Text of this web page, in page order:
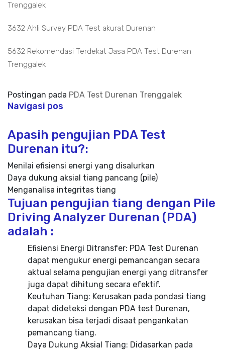
Trenggalek
3632 Ahli Survey PDA Test akurat Durenan
5632 Rekomendasi Terdekat Jasa PDA Test Durenan
Trenggalek
Postingan pada PDA Test Durenan Trenggalek
Navigasi pos
Apasih pengujian PDA Test
Durenan itu?:
Menilai efisiensi energi yang disalurkan
Daya dukung aksial tiang pancang (pile)
Menganalisa integritas tiang
Tujuan pengujian tiang dengan Pile
Driving Analyzer Durenan (PDA)
adalah :
Efisiensi Energi Ditransfer: PDA Test Durenan
dapat mengukur energi pemancangan secara
aktual selama pengujian energi yang ditransfer
juga dapat dihitung secara efektif.
Keutuhan Tiang: Kerusakan pada pondasi tiang
dapat dideteksi dengan PDA test Durenan,
kerusakan bisa terjadi disaat pengankatan
pemancang tiang.
Daya Dukung Aksial Tiang: Didasarkan pada